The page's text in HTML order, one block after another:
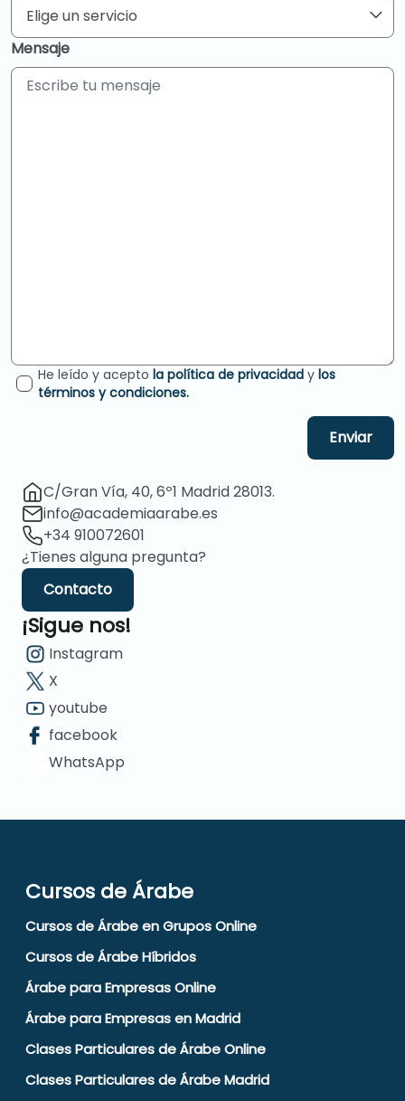
Elige un servicio
Mensaje
He leído y acepto la política de privacidad y los
términos y condiciones.
Enviar
C/Gran Vía, 40, 6º1 Madrid 28013.
info@academiaarabe.es
+34 910072601
¿Tienes alguna pregunta?
Contacto
¡Sigue nos!
Instagram
X
youtube
facebook
WhatsApp
Cursos de Árabe
Cursos de Árabe en Grupos Online
Cursos de Árabe Híbridos
Árabe para Empresas Online
Árabe para Empresas en Madrid
Clases Particulares de Árabe Online
Clases Particulares de Árabe Madrid